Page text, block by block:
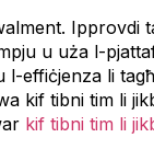
u uża l-
effiċjenza li
kif tibni tim li
kif tibni tim li